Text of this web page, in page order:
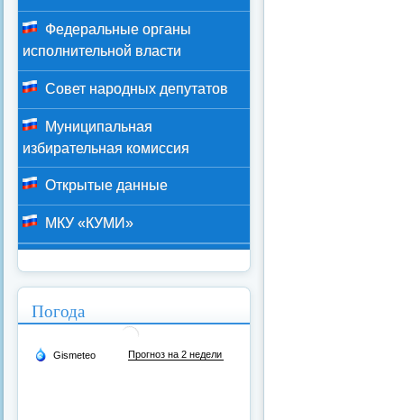
Федеральные органы
исполнительной власти
Совет народных депутатов
Муниципальная
избирательная комиссия
Открытые данные
МКУ «КУМИ»
Погода